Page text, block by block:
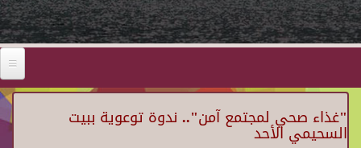
"غذاء صحي لمجتمع آمن".. ندوة توعوية ببيت
السحيمي الأحد